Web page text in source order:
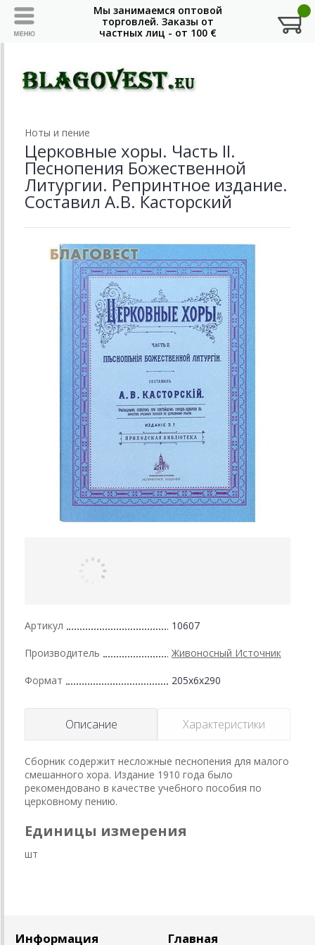
Ноты и пение
Церковные хоры. Часть II.
Песнопения Божественной
Литургии. Репринтное издание.
Составил А.В. Касторский
Артикул 10607
Производитель Живоносный Источник
Формат 205x6x290
Описание Характеристики
Сборник содержит несложные песнопения для малого
смешанного хора. Издание 1910 года было
рекомендовано в качестве учебного пособия по
церковному пению.
Единицы измерения
шт
Информация Главная